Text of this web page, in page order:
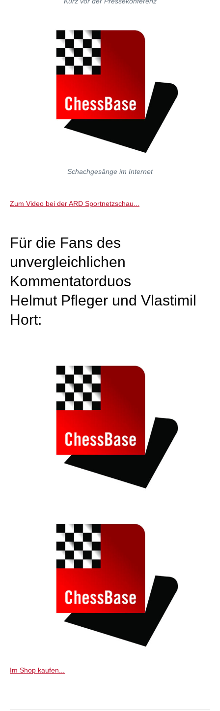
Schachgesänge im Internet
Zum Video bei der ARD Sportnetzschau...
Für die Fans des
unvergleichlichen
Kommentatorduos
Helmut Pfleger und Vlastimil
Hort:
Im Shop kaufen...